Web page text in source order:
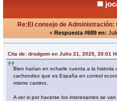
Re:El consejo de
« Respuesta #689 en:
Cita de: drodgom en Julio 21, 2025, 20:01
Bien harían en echarle cuenta a la historia
cachondeo que es España en control
mismo camino.
A ver si por hacerse los interesantes se